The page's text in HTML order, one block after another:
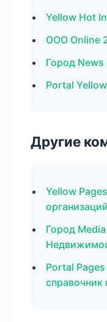
Yellow Hot
ООО Online
Город
Portal
Другие
Yellow
Город
Portal
справочник